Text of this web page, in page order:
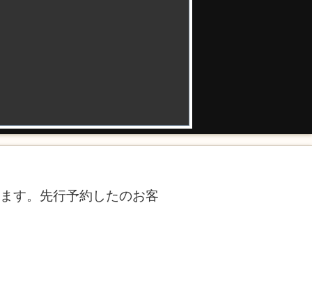
す。先行予約したのお客